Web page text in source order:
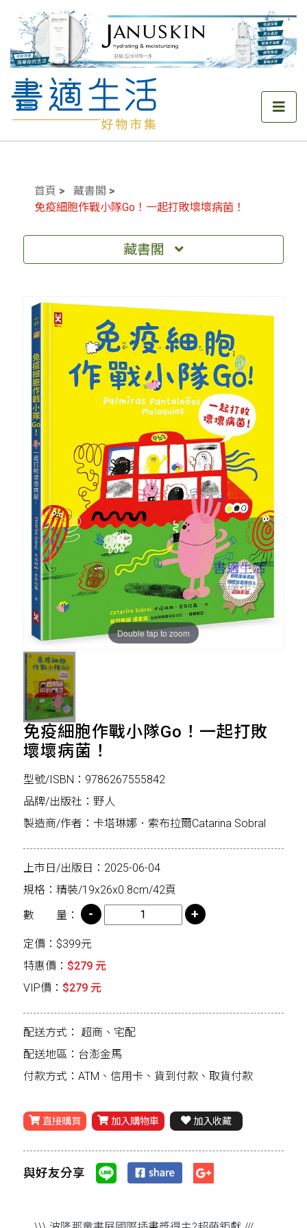
首頁
藏書閣
免疫細胞作戰小隊Go！一起打敗壞壞病菌！
藏書閣
Double tap to zoom
免疫細胞作戰小隊Go！一起打敗
壞壞病菌！
型號/ISBN：9786267555842
品牌/出版社：野人
製造商/作者：卡塔琳娜．索布拉爾Catarina Sobral
上市日/出版日：2025-06-04
規格：精裝/19x26x0.8cm/42頁
數 量：
定價：$399元
特惠價： $279 元
VIP價： $279 元
配送方式： 超商、宅配
配送地區：台澎金馬
付款方式：ATM、信用卡、貨到付款、取貨付款
直接購買 加入購物車 加入收藏
與好友分享